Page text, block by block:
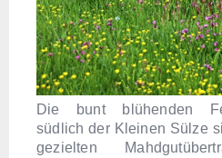
Die bunt blühenden
südlich der Kleinen Sülze
gezielten